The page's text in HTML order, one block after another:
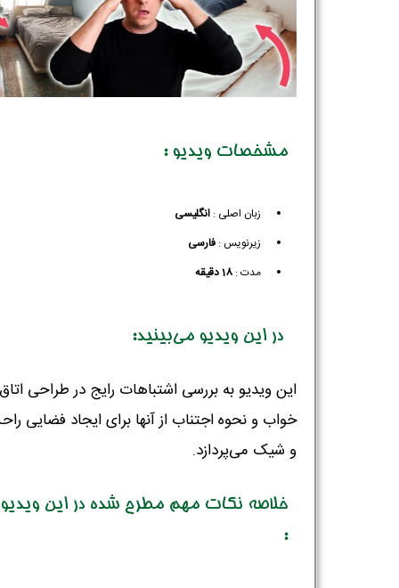
مشخصات ویدیو :
زبان اصلی : انگلیسی
زیرنویس :‌ فارسی
مدت :18 دقیقه
در این ویدیو می‌بینید:
این ویدیو به بررسی اشتباهات رایج در طراحی اتاق
خواب و نحوه اجتناب از آنها برای ایجاد فضایی
و شیک می‌پردازد.
خلاصه نکات مهم مطرح شده در این ویدیو
: